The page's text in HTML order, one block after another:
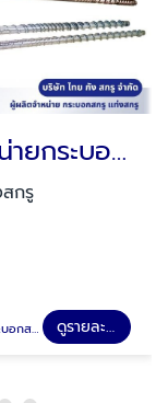
จำหน่ายกระบอกสกรู
กรู
กสกรู ดูรายละเอียด